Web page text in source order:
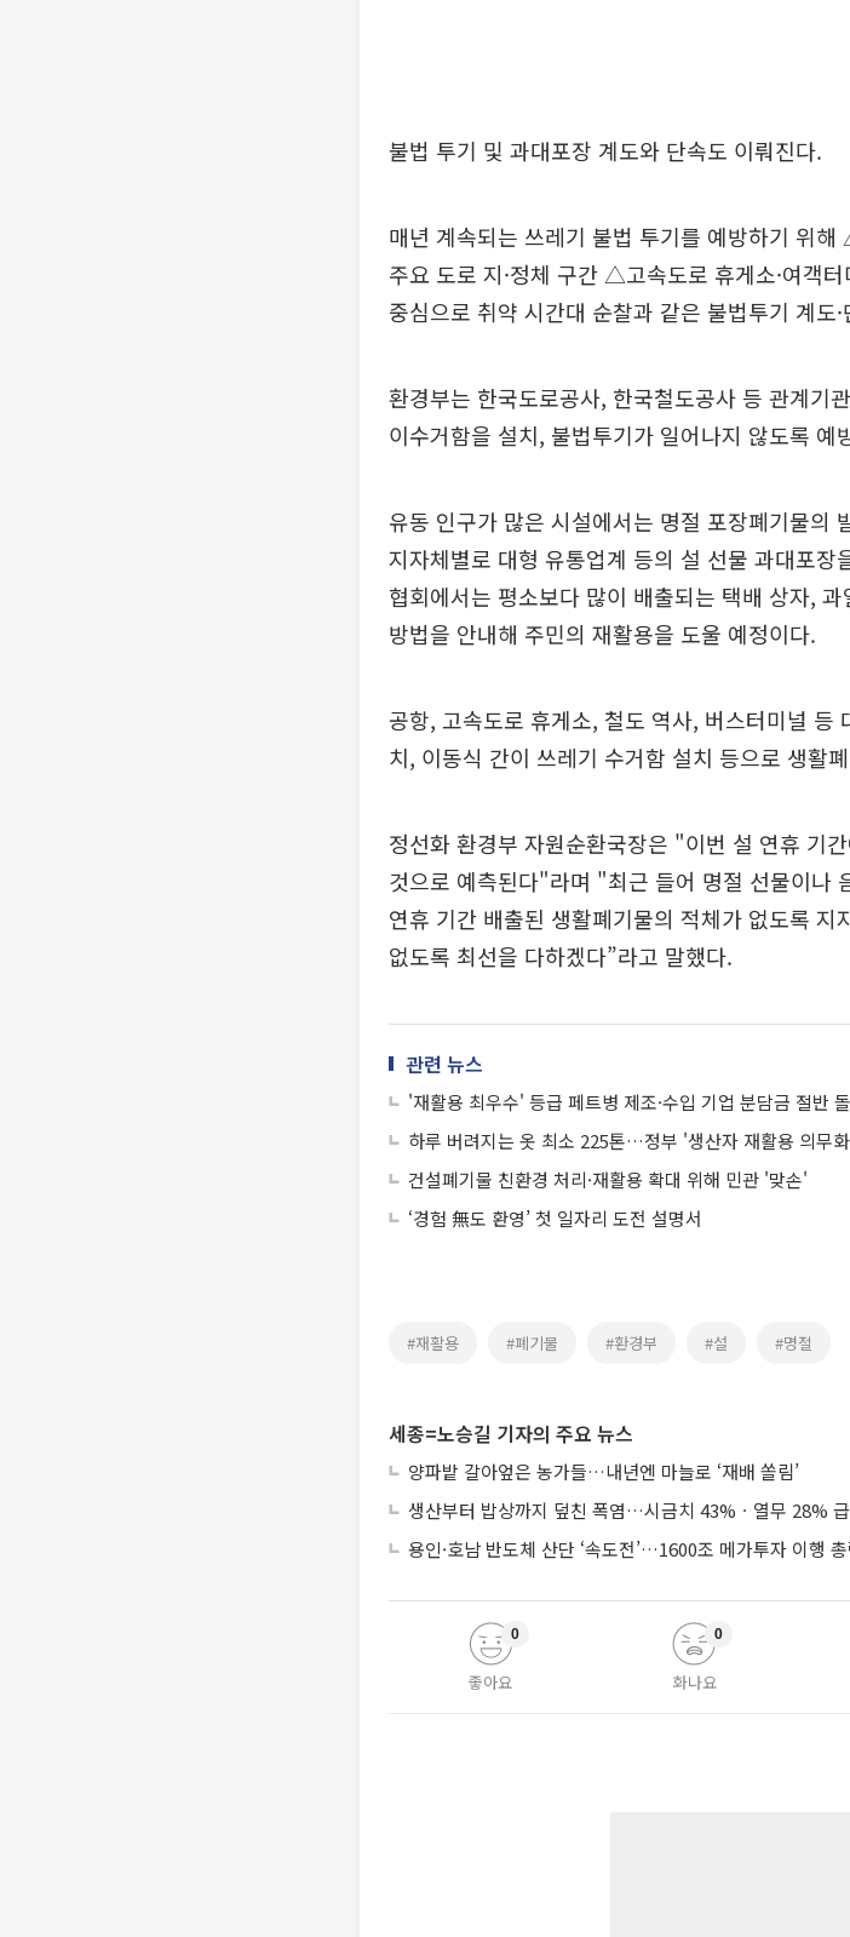
불법 투기 및 과대포장 계도와 단속도 이뤄진다.
매년 계속되는 쓰레기 불법 투기를 예방하기 위
주요 도로 지·정체 구간 △고속도로 휴게소·여객
중심으로 취약 시간대 순찰과 같은 불법투기 계도
환경부는 한국도로공사, 한국철도공사 등 관계기
이수거함을 설치, 불법투기가 일어나지 않도록 예
유동 인구가 많은 시설에서는 명절 포장폐기물의
지자체별로 대형 유통업계 등의 설 선물 과대포
협회에서는 평소보다 많이 배출되는 택배 상자,
방법을 안내해 주민의 재활용을 도울 예정이다.
공항, 고속도로 휴게소, 철도 역사, 버스터미널 등
치, 이동식 간이 쓰레기 수거함 설치 등으로 생활
정선화 환경부 자원순환국장은 "이번 설 연휴 기
것으로 예측된다"라며 "최근 들어 명절 선물이나
연휴 기간 배출된 생활폐기물의 적체가 없도록
없도록 최선을 다하겠다”라고 말했다.
관련 뉴스
'재활용 최우수' 등급 페트병 제조·수입 기업 분담금 절반
하루 버려지는 옷 최소 225톤…정부 '생산자 재활용 의무
건설폐기물 친환경 처리·재활용 확대 위해 민관 '맞손'
‘경험 無도 환영’ 첫 일자리 도전 설명서
#재활용 #폐기물 #환경부 #설 #명절
세종=노승길 기자의 주요 뉴스
양파밭 갈아엎은 농가들…내년엔 마늘로 ‘재배 쏠림’
생산부터 밥상까지 덮친 폭염…시금치 43%ㆍ열무 28%
용인·호남 반도체 산단 ‘속도전’…1600조 메가투자 이행 총
좋아요
0
화나요
0